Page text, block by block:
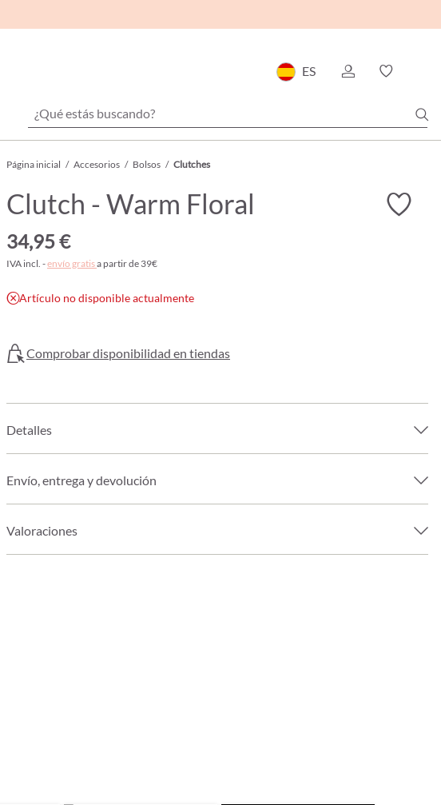
ES
Página inicial / Accesorios / Bolsos / Clutches
Clutch - Warm Floral
34,95 €
IVA incl. -envío gratisa partir de 39€
Artículo no disponible actualmente
Comprobar disponibilidad en tiendas
Detalles
Envío, entrega y devolución
Valoraciones